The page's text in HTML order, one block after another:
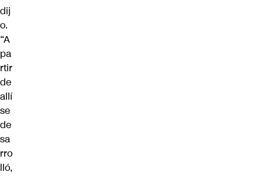
dij
o.
“A
pa
rtir
de
allí
se
de
sa
rro
lló,